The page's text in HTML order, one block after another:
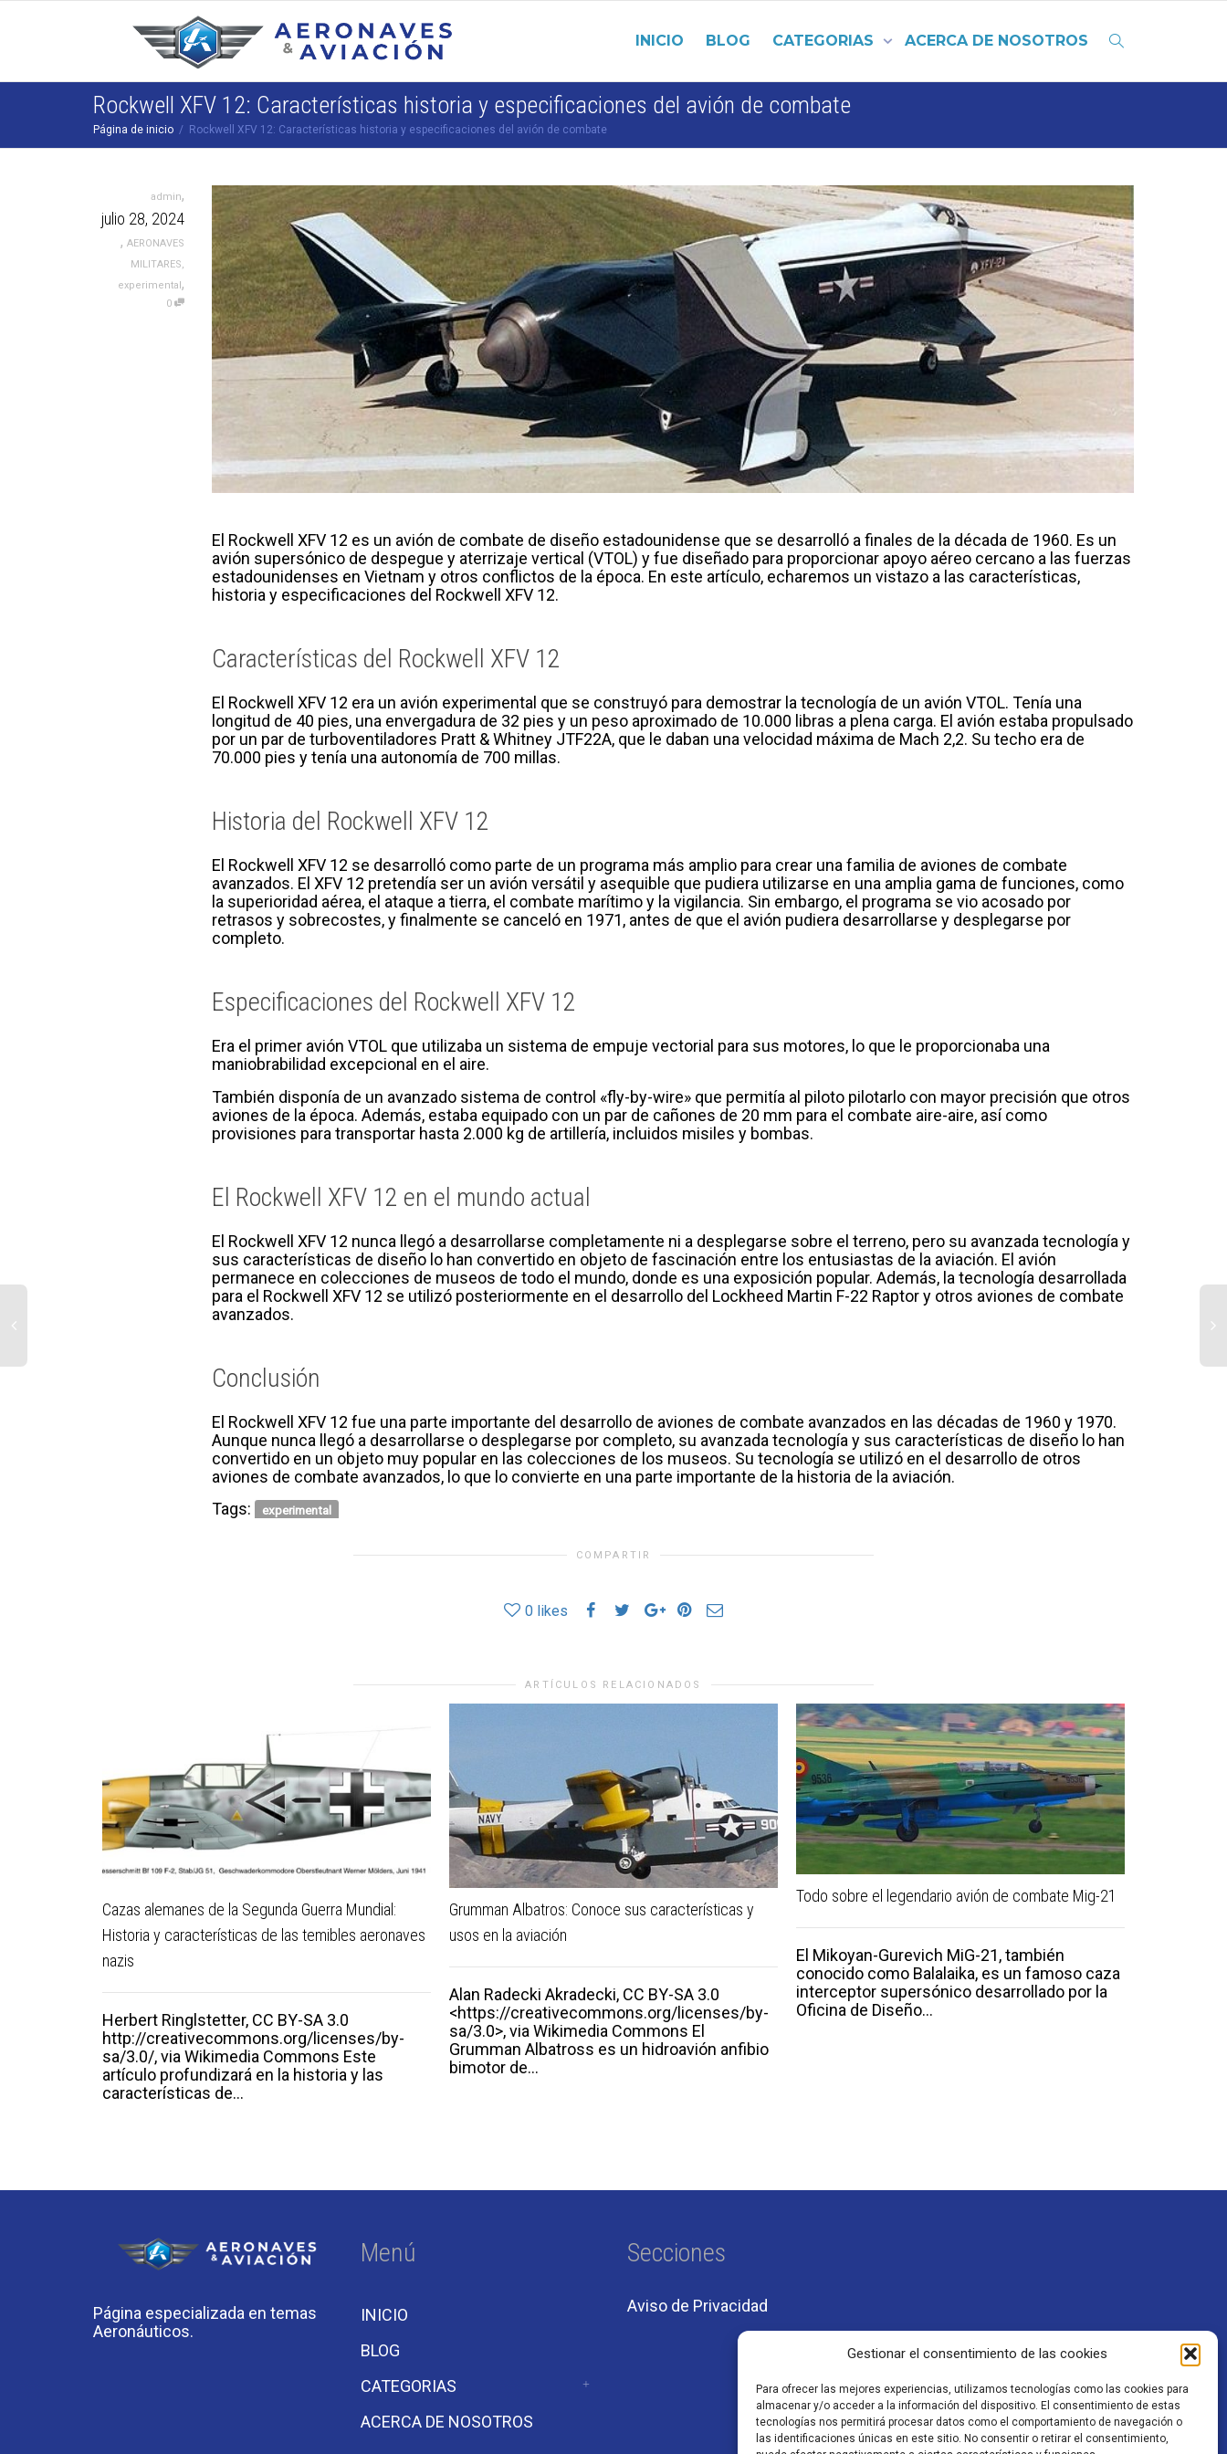
Gestionar el consentimiento de las cookies
Para ofrecer las mejores experiencias, utilizamos tecnologías como las cookies para
almacenar y/o acceder a la información del dispositivo. El consentimiento de estas
tecnologías nos permitirá procesar datos como el comportamiento de navegación o
las identificaciones únicas en este sitio. No consentir o retirar el consentimiento,
INICIO BLOG CATEGORIAS ACERCA DE NOSOTROS
Rockwell XFV 12: Características historia y especificaciones del avión de combate
Página de inicio Rockwell XFV 12: Características historia y especificaciones del avión de combate
admin,
julio 28, 2024
, AERONAVES
MILITARES,
experimental,
0
El Rockwell XFV 12 es un avión de combate de diseño estadounidense que se desarrolló a finales de la década de 1960. Es un
avión supersónico de despegue y aterrizaje vertical (VTOL) y fue diseñado para proporcionar apoyo aéreo cercano a las fuerzas
estadounidenses en Vietnam y otros conflictos de la época. En este artículo, echaremos un vistazo a las características,
historia y especificaciones del Rockwell XFV 12.
Características del Rockwell XFV 12
El Rockwell XFV 12 era un avión experimental que se construyó para demostrar la tecnología de un avión VTOL. Tenía una
longitud de 40 pies, una envergadura de 32 pies y un peso aproximado de 10.000 libras a plena carga. El avión estaba propulsado
por un par de turboventiladores Pratt & Whitney JTF22A, que le daban una velocidad máxima de Mach 2,2. Su techo era de
70.000 pies y tenía una autonomía de 700 millas.
Historia del Rockwell XFV 12
El Rockwell XFV 12 se desarrolló como parte de un programa más amplio para crear una familia de aviones de combate
avanzados. El XFV 12 pretendía ser un avión versátil y asequible que pudiera utilizarse en una amplia gama de funciones, como
la superioridad aérea, el ataque a tierra, el combate marítimo y la vigilancia. Sin embargo, el programa se vio acosado por
retrasos y sobrecostes, y finalmente se canceló en 1971, antes de que el avión pudiera desarrollarse y desplegarse por
completo.
Especificaciones del Rockwell XFV 12
Era el primer avión VTOL que utilizaba un sistema de empuje vectorial para sus motores, lo que le proporcionaba una
maniobrabilidad excepcional en el aire.
También disponía de un avanzado sistema de control «fly-by-wire» que permitía al piloto pilotarlo con mayor precisión que otros
aviones de la época. Además, estaba equipado con un par de cañones de 20 mm para el combate aire-aire, así como
provisiones para transportar hasta 2.000 kg de artillería, incluidos misiles y bombas.
El Rockwell XFV 12 en el mundo actual
El Rockwell XFV 12 nunca llegó a desarrollarse completamente ni a desplegarse sobre el terreno, pero su avanzada tecnología y
sus características de diseño lo han convertido en objeto de fascinación entre los entusiastas de la aviación. El avión
permanece en colecciones de museos de todo el mundo, donde es una exposición popular. Además, la tecnología desarrollada
para el Rockwell XFV 12 se utilizó posteriormente en el desarrollo del Lockheed Martin F-22 Raptor y otros aviones de combate
avanzados.
Conclusión
El Rockwell XFV 12 fue una parte importante del desarrollo de aviones de combate avanzados en las décadas de 1960 y 1970.
Aunque nunca llegó a desarrollarse o desplegarse por completo, su avanzada tecnología y sus características de diseño lo han
convertido en un objeto muy popular en las colecciones de los museos. Su tecnología se utilizó en el desarrollo de otros
aviones de combate avanzados, lo que lo convierte en una parte importante de la historia de la aviación.
Tags:
experimental
COMPARTIR
0 likes
ARTÍCULOS RELACIONADOS
Cazas alemanes de la Segunda Guerra Mundial:
Historia y características de las temibles aeronaves
nazis
Herbert Ringlstetter, CC BY-SA 3.0
http://creativecommons.org/licenses/by-
sa/3.0/, via Wikimedia Commons Este
artículo profundizará en la historia y las
características de...
Grumman Albatros: Conoce sus características y
usos en la aviación
Alan Radecki Akradecki, CC BY-SA 3.0
<https://creativecommons.org/licenses/by-
sa/3.0>, via Wikimedia Commons El
Grumman Albatross es un hidroavión anfibio
bimotor de...
Todo sobre el legendario avión de combate Mig-21
El Mikoyan-Gurevich MiG-21, también
conocido como Balalaika, es un famoso caza
interceptor supersónico desarrollado por la
Oficina de Diseño...
Página especializada en temas
Aeronáuticos.
Menú
INICIO
BLOG
CATEGORIAS
ACERCA DE NOSOTROS
Secciones
Aviso de Privacidad